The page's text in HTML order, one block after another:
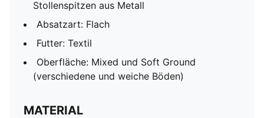
Stollenspitzen aus Metall
Absatzart: Flach
Futter: Textil
Oberfläche: Mixed und Soft Ground
(verschiedene und weiche Böden)
MATERIAL